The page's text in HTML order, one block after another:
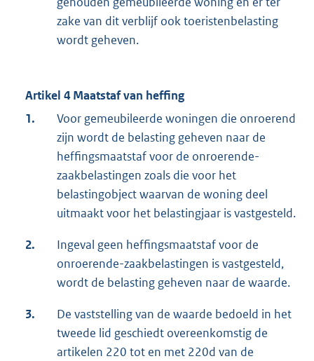
zake van dit verblijf ook toeristenbelasting
wordt geheven.
Artikel 4 Maatstaf van heffing
1.
Voor gemeubileerde woningen die onroerend
zijn wordt de belasting geheven naar de
heffingsmaatstaf voor de onroerende-
zaakbelastingen zoals die voor het
belastingobject waarvan de woning deel
uitmaakt voor het belastingjaar is vastgesteld.
2.
Ingeval geen heffingsmaatstaf voor de
onroerende-zaakbelastingen is vastgesteld,
wordt de belasting geheven naar de waarde.
3.
De vaststelling van de waarde bedoeld in het
tweede lid geschiedt overeenkomstig de
artikelen 220 tot en met 220d van de